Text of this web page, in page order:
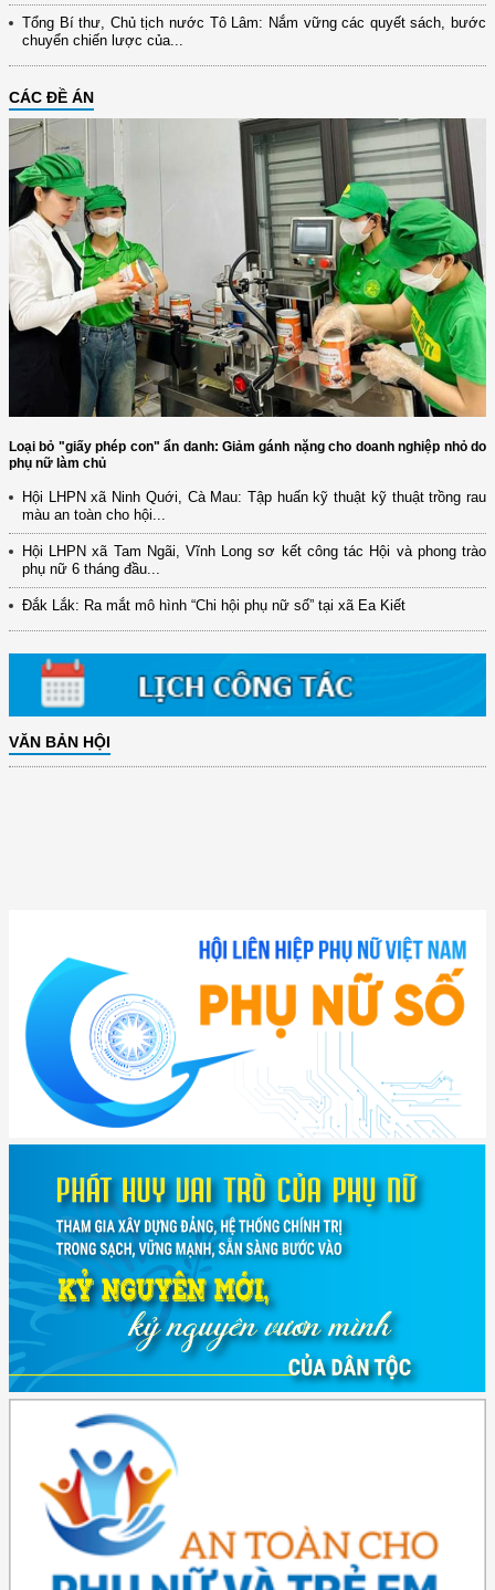
Tổng Bí thư, Chủ tịch nước Tô Lâm: Nắm vững các quyết sách, bước
chuyển chiến lược của...
CÁC ĐỀ ÁN
Loại bỏ "giấy phép con" ẩn danh: Giảm gánh nặng cho doanh nghiệp nhỏ do
phụ nữ làm chủ
Hội LHPN xã Ninh Quới, Cà Mau: Tập huấn kỹ thuật kỹ thuật trồng rau
màu an toàn cho hội...
Hội LHPN xã Tam Ngãi, Vĩnh Long sơ kết công tác Hội và phong trào
phụ nữ 6 tháng đầu...
Đắk Lắk: Ra mắt mô hình “Chi hội phụ nữ số” tại xã Ea Kiết
VĂN BẢN HỘI
(898/KH/ĐCT) Kế hoạch thực hiện Quyết định số 2415/QĐ-TTg ngày
31/10/2025 ...
(417/QĐ-BNNMT) Quyết định phê duyệt Chương trình mục tiêu quốc gia
xây dựng ...
(891/KH-ĐCT) Kế hoạch thực hiện Nghị quyết số 72-NQ/TW ngày
9/9/2025 của Bộ ...
(2415/QĐ-TTg) Quyết định về việc phê duyệt Đề án Hỗ trợ Phụ nữ khởi
nghiệp ...